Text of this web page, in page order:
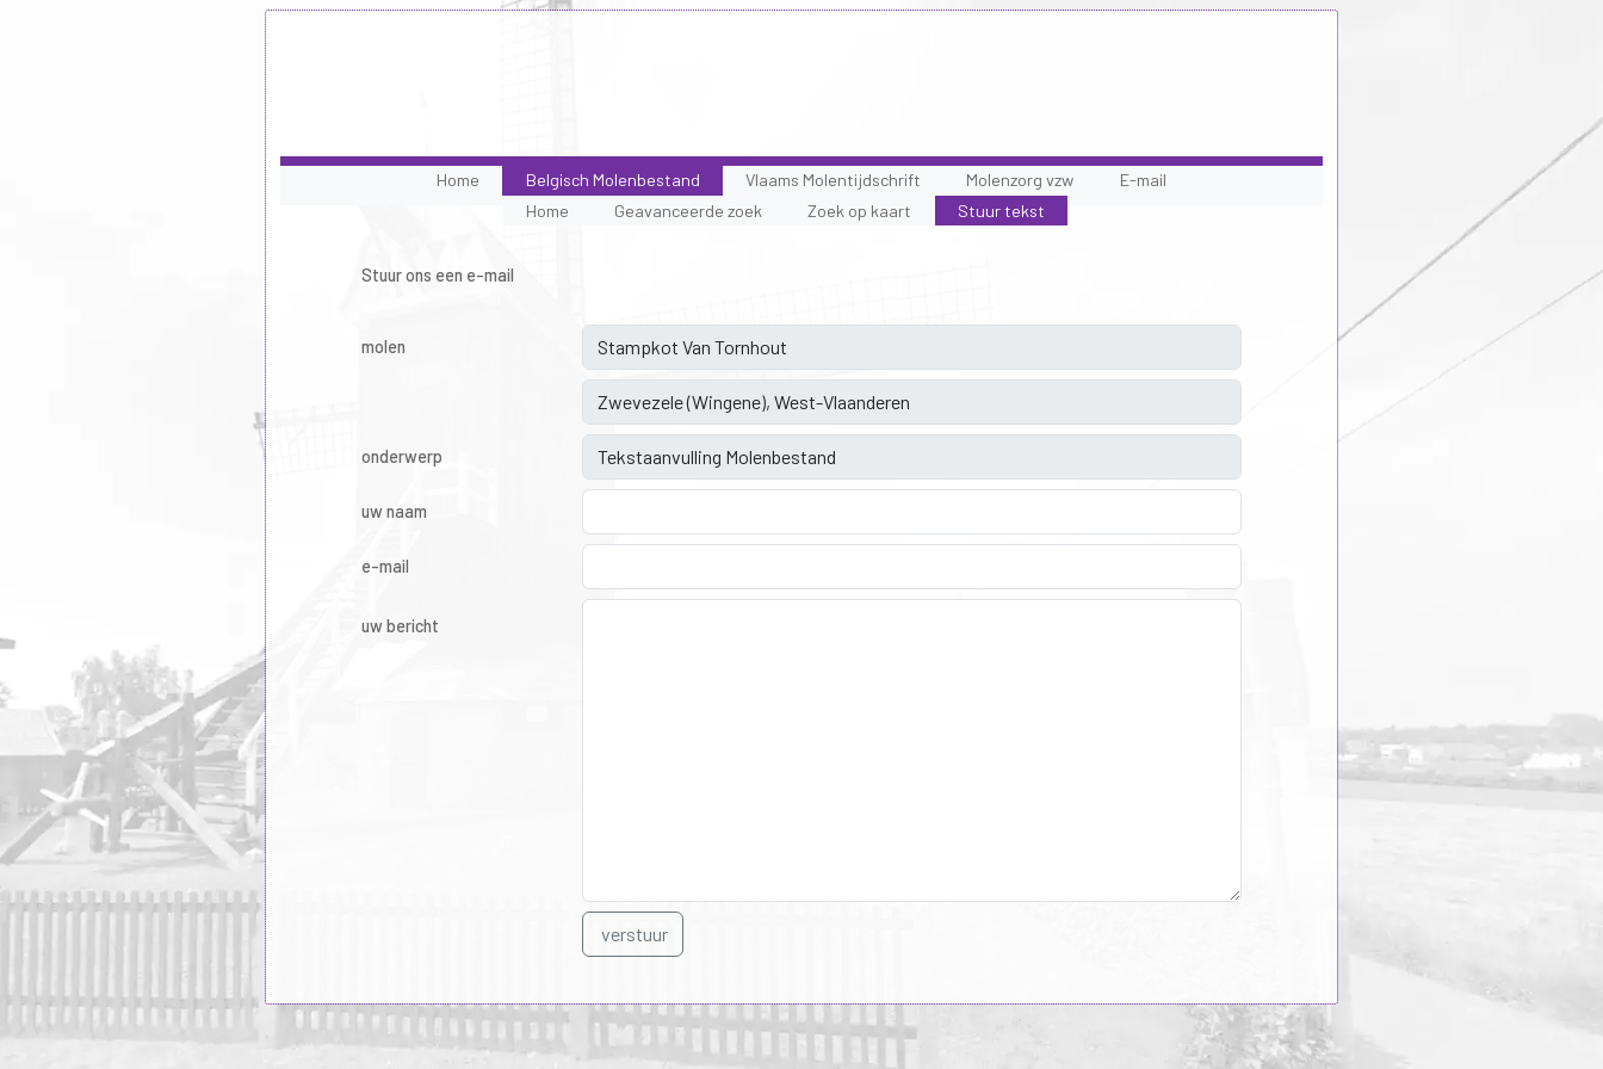
Home
Belgisch Molenbestand
Home
Geavanceerde zoek Zoek op kaart Stuur tekst
Vlaams Molentijdschrift Molenzorg vzw E-mail
Stuur ons een e-mail
molen
onderwerp
uw naam
e-mail
uw bericht